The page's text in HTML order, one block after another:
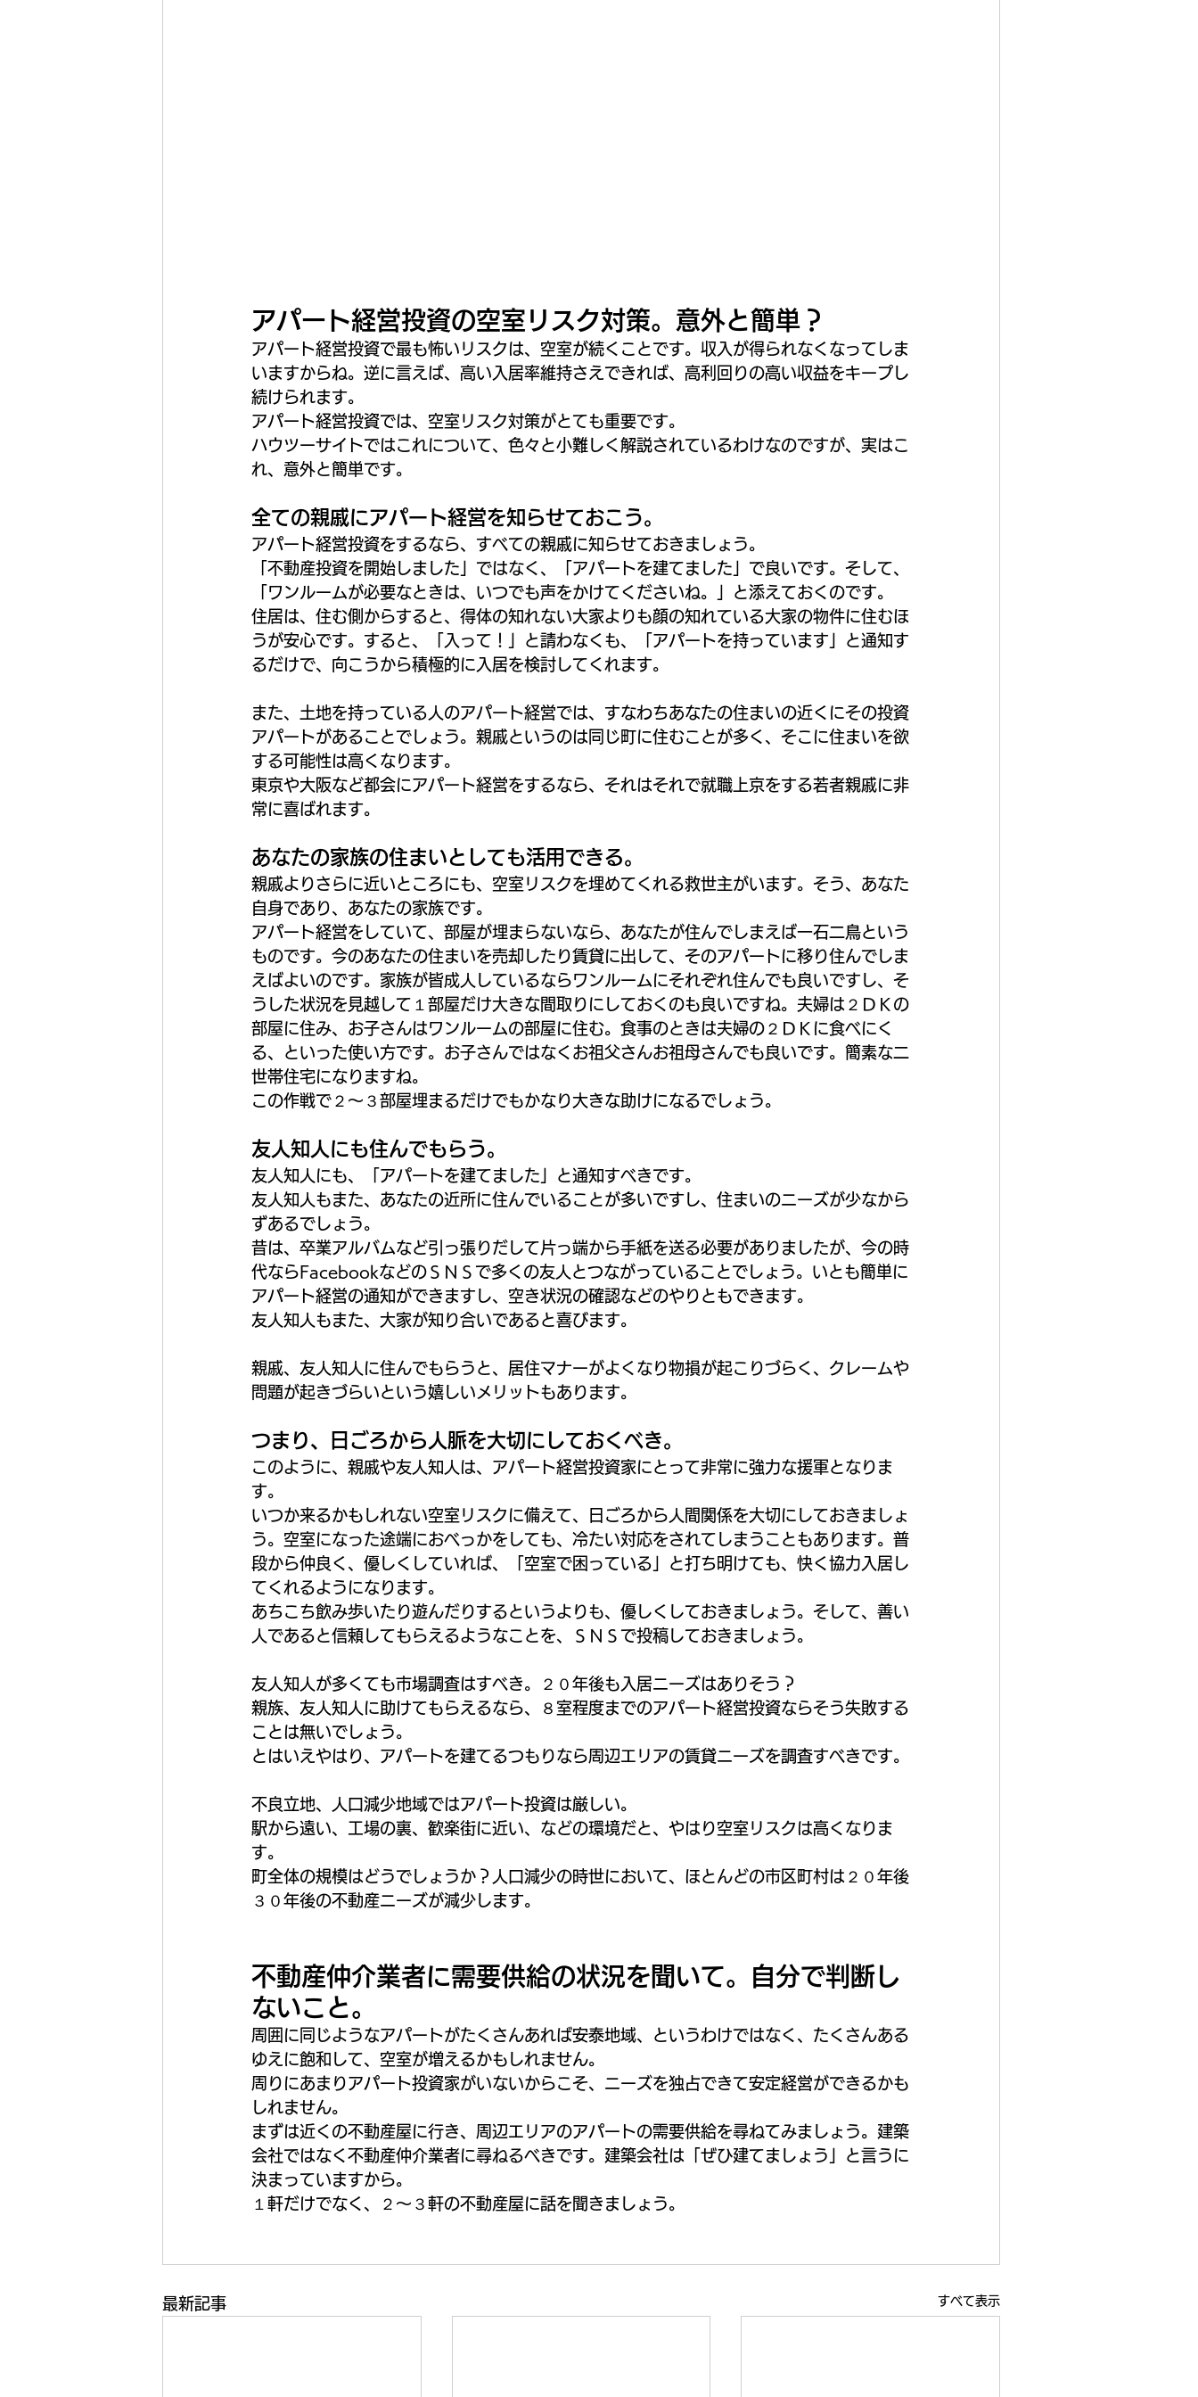
アパート経営投資の空室リスク対策。意外と簡単？
アパート経営投資で最も怖いリスクは、空室が続くことです。収入が得られなくなってしま
いますからね。逆に言えば、高い入居率維持さえできれば、高利回りの高い収益をキープし
続けられます。
アパート経営投資では、空室リスク対策がとても重要です。
ハウツーサイトではこれについて、色々と小難しく解説されているわけなのですが、実はこ
れ、意外と簡単です。
全ての親戚にアパート経営を知らせておこう。
アパート経営投資をするなら、すべての親戚に知らせておきましょう。
「不動産投資を開始しました」ではなく、「アパートを建てました」で良いです。そして、
「ワンルームが必要なときは、いつでも声をかけてくださいね。」と添えておくのです。
住居は、住む側からすると、得体の知れない大家よりも顔の知れている大家の物件に住むほ
うが安心です。すると、「入って！」と請わなくも、「アパートを持っています」と通知す
るだけで、向こうから積極的に入居を検討してくれます。
また、土地を持っている人のアパート経営では、すなわちあなたの住まいの近くにその投資
アパートがあることでしょう。親戚というのは同じ町に住むことが多く、そこに住まいを欲
する可能性は高くなります。
東京や大阪など都会にアパート経営をするなら、それはそれで就職上京をする若者親戚に非
常に喜ばれます。
あなたの家族の住まいとしても活用できる。
親戚よりさらに近いところにも、空室リスクを埋めてくれる救世主がいます。そう、あなた
自身であり、あなたの家族です。
アパート経営をしていて、部屋が埋まらないなら、あなたが住んでしまえば一石二鳥という
ものです。今のあなたの住まいを売却したり賃貸に出して、そのアパートに移り住んでしま
えばよいのです。家族が皆成人しているならワンルームにそれぞれ住んでも良いですし、そ
うした状況を見越して１部屋だけ大きな間取りにしておくのも良いですね。夫婦は２ＤＫの
部屋に住み、お子さんはワンルームの部屋に住む。食事のときは夫婦の２ＤＫに食べにく
る、といった使い方です。お子さんではなくお祖父さんお祖母さんでも良いです。簡素な二
世帯住宅になりますね。
この作戦で２～３部屋埋まるだけでもかなり大きな助けになるでしょう。
友人知人にも住んでもらう。
友人知人にも、「アパートを建てました」と通知すべきです。
友人知人もまた、あなたの近所に住んでいることが多いですし、住まいのニーズが少なから
ずあるでしょう。
昔は、卒業アルバムなど引っ張りだして片っ端から手紙を送る必要がありましたが、今の時
代ならFacebookなどのＳＮＳで多くの友人とつながっていることでしょう。いとも簡単に
アパート経営の通知ができますし、空き状況の確認などのやりともできます。
友人知人もまた、大家が知り合いであると喜びます。
親戚、友人知人に住んでもらうと、居住マナーがよくなり物損が起こりづらく、クレームや
問題が起きづらいという嬉しいメリットもあります。
つまり、日ごろから人脈を大切にしておくべき。
このように、親戚や友人知人は、アパート経営投資家にとって非常に強力な援軍となりま
す。
いつか来るかもしれない空室リスクに備えて、日ごろから人間関係を大切にしておきましょ
う。空室になった途端におべっかをしても、冷たい対応をされてしまうこともあります。普
段から仲良く、優しくしていれば、「空室で困っている」と打ち明けても、快く協力入居し
てくれるようになります。
あちこち飲み歩いたり遊んだりするというよりも、優しくしておきましょう。そして、善い
人であると信頼してもらえるようなことを、ＳＮＳで投稿しておきましょう。
友人知人が多くても市場調査はすべき。２０年後も入居ニーズはありそう？
親族、友人知人に助けてもらえるなら、８室程度までのアパート経営投資ならそう失敗する
ことは無いでしょう。
とはいえやはり、アパートを建てるつもりなら周辺エリアの賃貸ニーズを調査すべきです。
不良立地、人口減少地域ではアパート投資は厳しい。
駅から遠い、工場の裏、歓楽街に近い、などの環境だと、やはり空室リスクは高くなりま
す。
町全体の規模はどうでしょうか？人口減少の時世において、ほとんどの市区町村は２０年後
３０年後の不動産ニーズが減少します。
不動産仲介業者に需要供給の状況を聞いて。自分で判断し
ないこと。
周囲に同じようなアパートがたくさんあれば安泰地域、というわけではなく、たくさんある
ゆえに飽和して、空室が増えるかもしれません。
周りにあまりアパート投資家がいないからこそ、ニーズを独占できて安定経営ができるかも
しれません。
まずは近くの不動産屋に行き、周辺エリアのアパートの需要供給を尋ねてみましょう。建築
会社ではなく不動産仲介業者に尋ねるべきです。建築会社は「ぜひ建てましょう」と言うに
決まっていますから。
１軒だけでなく、２～３軒の不動産屋に話を聞きましょう。
最新記事 すべて表示